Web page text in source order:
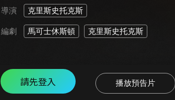
導演 克里斯史托克斯
編劇 馬可士休斯頓 克里斯史托克斯
請先登入 播放預告片